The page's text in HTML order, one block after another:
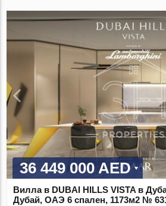
36 449 000 AED
Вилла в DUBAI HILLS VISTA в
Дубай, ОАЭ 6 спален, 1173м2 №